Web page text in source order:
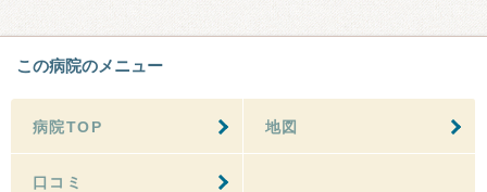
この病院のメニュー
病院TOP 地図
口コミ